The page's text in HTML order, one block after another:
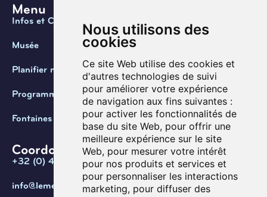
Nous utilisons des
cookies
Ce site Web utilise des cookies et
d'autres technologies de suivi
pour améliorer votre expérience
de navigation aux fins suivantes :
pour activer les fonctionnalités de
base du site Web, pour offrir une
meilleure expérience sur le site
Web, pour mesurer votre intérêt
pour nos produits et services et
pour personnaliser les interactions
marketing, pour diffuser des
Menu
Infos et Contact
Musée
Planifier ma visite
Programmation
Fontaines de Belgique
Coordonnées
+32 (0) 470 / 67.20.55
info@lemef.be